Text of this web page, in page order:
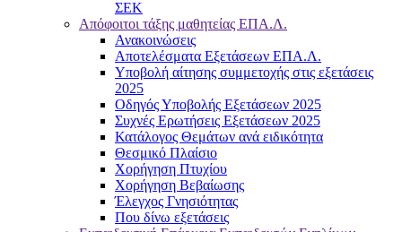
ΣΕΚ
Απόφοιτοι τάξης μαθητείας ΕΠΑ.Λ.
Ανακοινώσεις
Αποτελέσματα Εξετάσεων ΕΠΑ.Λ.
Υποβολή αίτησης συμμετοχής στις εξετάσεις
2025
Οδηγός Υποβολής Εξετάσεων 2025
Συχνές Ερωτήσεις Εξετάσεων 2025
Κατάλογος Θεμάτων ανά ειδικότητα
Θεσμικό Πλαίσιο
Χορήγηση Πτυχίου
Χορήγηση Βεβαίωσης
Έλεγχος Γνησιότητας
Που δίνω εξετάσεις